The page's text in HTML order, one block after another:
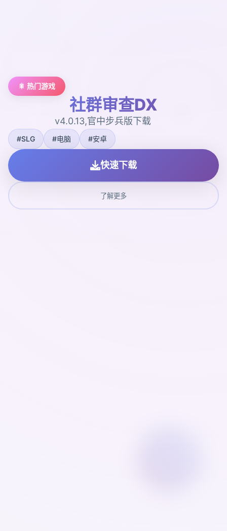
🎇 热门游戏
社群审查DX
v4.0.13,官中步兵版下载
#SLG #电脑 #安卓
快速下载
了解更多